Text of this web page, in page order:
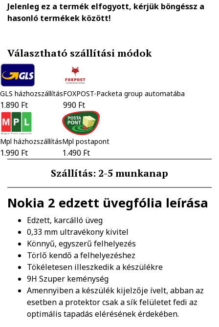
Jelenleg ez a termék elfogyott, kérjük böngéssz a
hasonló termékek között!
Választható szállítási módok
GLS házhozszállítás
1.890 Ft
FOXPOST-Packeta group automatába
990 Ft
Mpl házhozszállítás
1.990 Ft
Mpl postapont
1.490 Ft
Szállítás: 2-5 munkanap
Nokia 2 edzett üvegfólia leírása
Edzett, karcálló üveg
0,33 mm ultravékony kivitel
Könnyű, egyszerű felhelyezés
Törlő kendő a felhelyezéshez
Tökéletesen illeszkedik a készülékre
9H Szuper keménység
Amennyiben a készülék kijelzője ívelt, abban az
esetben a protektor csak a sík felületet fedi az
optimális tapadás elérésének érdekében.